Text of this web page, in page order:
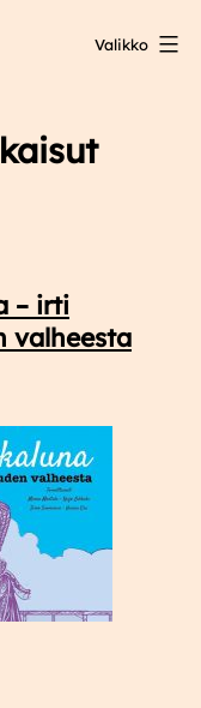
Valikko
– irti
valheesta